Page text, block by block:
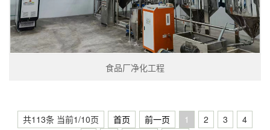
食品厂净化工程
共113条 当前1/10页 首页 前一页 1 2 3
4